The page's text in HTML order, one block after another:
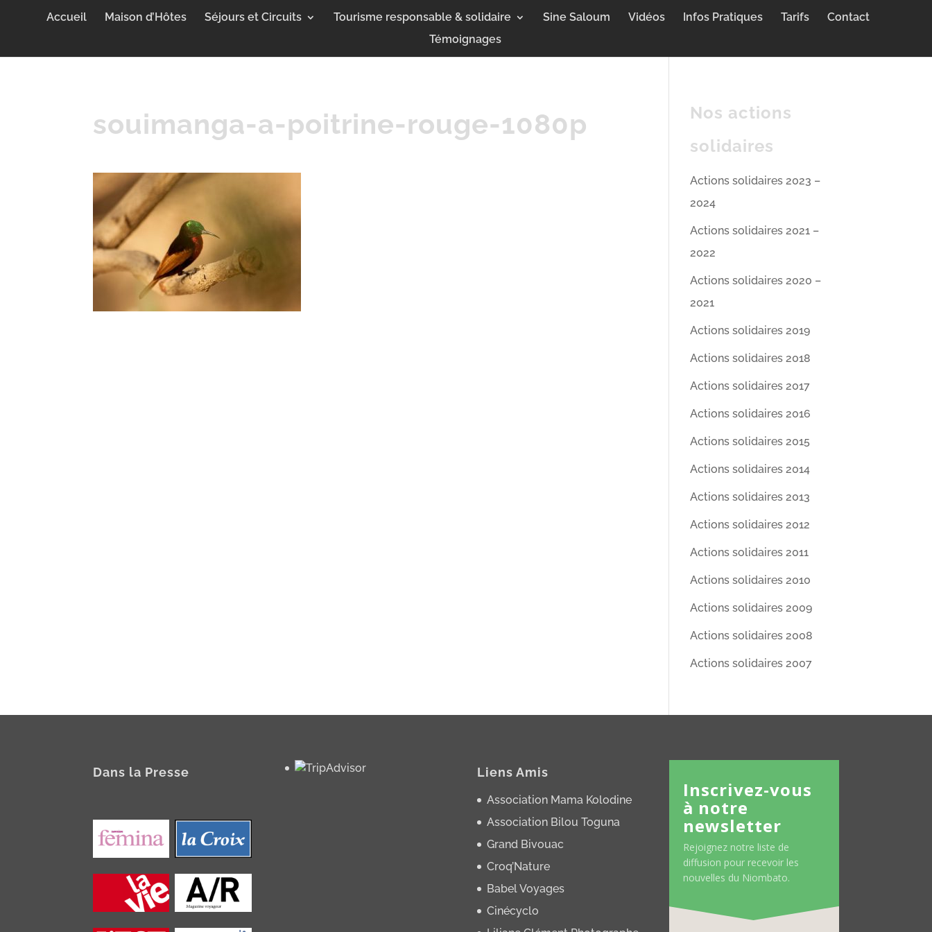
Accueil Maison d’Hôtes Séjours et Circuits Tourisme responsable & solidaire Sine Saloum Vidéos Infos Pratiques Tarifs
Contact
Témoignages
souimanga-a-poitrine-rouge-1080p
Nos actions
solidaires
Actions solidaires 2023 –
2024
Actions solidaires 2021 –
2022
Actions solidaires 2020 –
2021
Actions solidaires 2019
Actions solidaires 2018
Actions solidaires 2017
Actions solidaires 2016
Actions solidaires 2015
Actions solidaires 2014
Actions solidaires 2013
Actions solidaires 2012
Actions solidaires 2011
Actions solidaires 2010
Actions solidaires 2009
Actions solidaires 2008
Actions solidaires 2007
Dans la Presse Liens Amis
Association Mama Kolodine
Association Bilou Toguna
Grand Bivouac
Croq’Nature
Babel Voyages
Cinécyclo
Inscrivez-vous
à notre
newsletter
Rejoignez notre liste de
diffusion pour recevoir les
nouvelles du Niombato.